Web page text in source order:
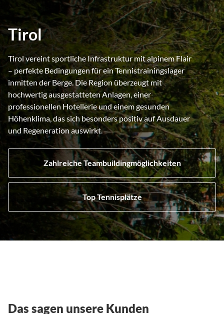
Tirol
Tirol vereint sportliche Infrastruktur mit alpinem Flair
– perfekte Bedingungen für ein Tennistrainingslager
inmitten der Berge. Die Region überzeugt mit
hochwertig ausgestatteten Anlagen, einer
professionellen Hotellerie und einem gesunden
Höhenklima, das sich besonders positiv auf Ausdauer
und Regeneration auswirkt.
Zahlreiche Teambuildingmöglichkeiten
Top Tennisplätze
Das sagen unsere Kunden